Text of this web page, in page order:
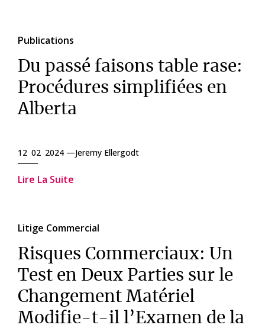
Publications
Du passé faisons table rase:
Procédures simplifiées en
Alberta
12 02 2024 —Jeremy Ellergodt
Lire La Suite
Litige Commercial
Risques Commerciaux: Un
Test en Deux Parties sur le
Changement Matériel
Modifie-t-il l’Examen de la